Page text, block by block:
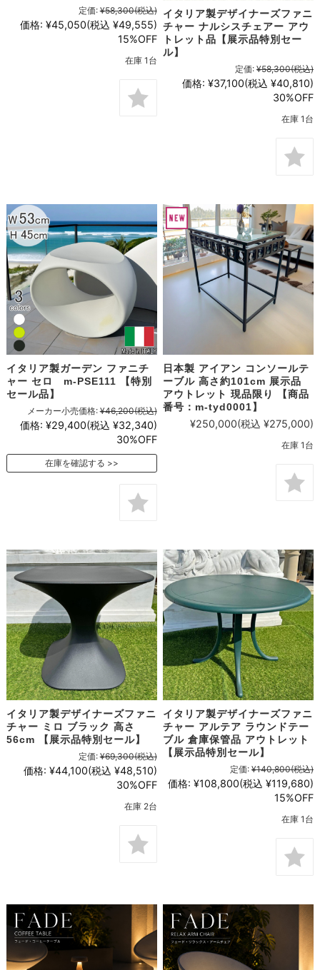
定価: ¥58,300(税込)
価格: ¥45,050(税込 ¥49,555)
15%OFF
在庫 1台
イタリア製デザイナーズファニ
チャー ナルシスチェアー アウ
トレット品【展示品特別セー
ル】
定価: ¥58,300(税込)
価格: ¥37,100(税込 ¥40,810)
30%OFF
在庫 1台
イタリア製ガーデン ファニチ
ャー セロ m-PSE111 【特別
セール品】
メーカー小売価格: ¥46,200(税込)
価格: ¥29,400(税込 ¥32,340)
30%OFF
在庫を確認する
日本製 アイアン コンソールテ
ーブル 高さ約101cm 展示品
アウトレット 現品限り 【商品
番号：m-tyd0001】
¥250,000(税込 ¥275,000)
在庫 1台
イタリア製デザイナーズファニ
チャー ミロ ブラック 高さ
56cm 【展示品特別セール】
定価: ¥69,300(税込)
価格: ¥44,100(税込 ¥48,510)
30%OFF
在庫 2台
イタリア製デザイナーズファニ
チャー アルテア ラウンドテー
ブル 倉庫保管品 アウトレット
【展示品特別セール】
定価: ¥140,800(税込)
価格: ¥108,800(税込 ¥119,680)
15%OFF
在庫 1台